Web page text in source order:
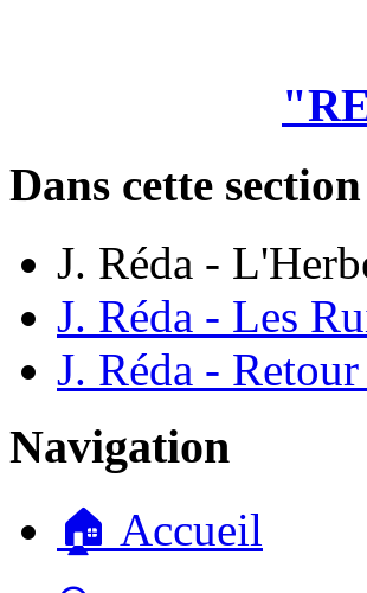
Dans cette
J. Réda -
J. Réda - Les
J. Réda -
Navigation
🏠 Accueil